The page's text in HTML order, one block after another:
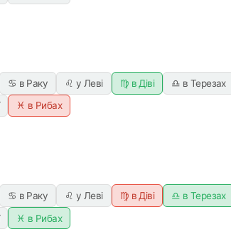
♋ в Раку ♌ у Леві ♍ в Діві ♎ в Терезах
♓ в Рибах
♋ в Раку ♌ у Леві ♍ в Діві ♎ в Терезах
♓ в Рибах